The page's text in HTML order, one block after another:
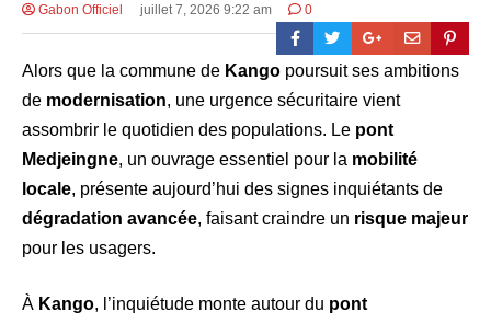
Gabon Officiel juillet 7, 2026 9:22 am 0
Alors que la commune de Kango poursuit ses ambitions
de modernisation, une urgence sécuritaire vient
assombrir le quotidien des populations. Le pont
Medjeingne, un ouvrage essentiel pour la mobilité
locale, présente aujourd’hui des signes inquiétants de
dégradation avancée, faisant craindre un risque majeur
pour les usagers.
À Kango, l’inquiétude monte autour du pont